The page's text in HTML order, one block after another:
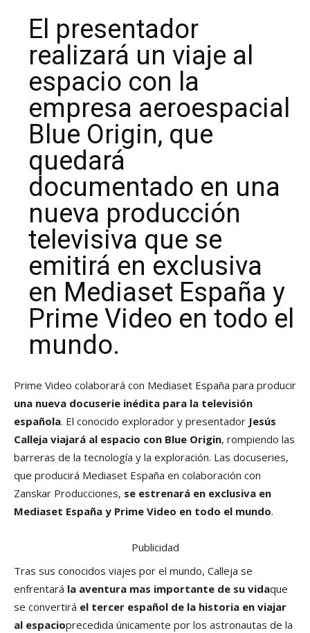
El presentador
realizará un viaje al
espacio con la
empresa aeroespacial
Blue Origin, que
quedará
documentado en una
nueva producción
televisiva que se
emitirá en exclusiva
en Mediaset España y
Prime Video en todo el
mundo.
Prime Video colaborará con Mediaset España para producir
una nueva docuserie inédita para la televisión
española. El conocido explorador y presentador Jesús
Calleja viajará al espacio con Blue Origin, rompiendo las
barreras de la tecnología y la exploración. Las docuseries,
que producirá Mediaset España en colaboración con
Zanskar Producciones, se estrenará en exclusiva en
Mediaset España y Prime Video en todo el mundo.
Publicidad
Tras sus conocidos viajes por el mundo, Calleja se
enfrentará la aventura mas importante de su vidaque
se convertirá el tercer español de la historia en viajar
al espacioprecedida únicamente por los astronautas de la